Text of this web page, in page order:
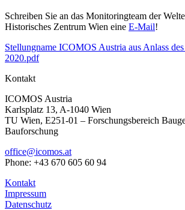
Schreiben Sie an das Monitoringteam der
Historisches Zentrum Wien eine E-Mail!
Stellungname ICOMOS Austria aus Anlass
2020.pdf
Kontakt
ICOMOS Austria
Karlsplatz 13, A-1040 Wien
TU Wien, E251-01 – Forschungsbereich
Bauforschung
office@icomos.at
Phone: +43 670 605 60 94
Kontakt
Impressum
Datenschutz